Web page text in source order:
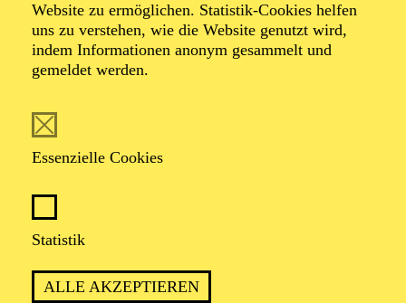
Website zu ermöglichen. Statistik-Cookies helfen
uns zu verstehen, wie die Website genutzt wird,
indem Informationen anonym gesammelt und
gemeldet werden.
Essenzielle Cookies
Statistik
ALLE AKZEPTIEREN
Mercy Malieloa
Sopran
Aktuell beendet sie ihren Master of Music –
Köln in den Klassen von Prof. Brigitte Lindner und
"Music and Society" (2014) am North-West
University’s School of Music and Conservatory